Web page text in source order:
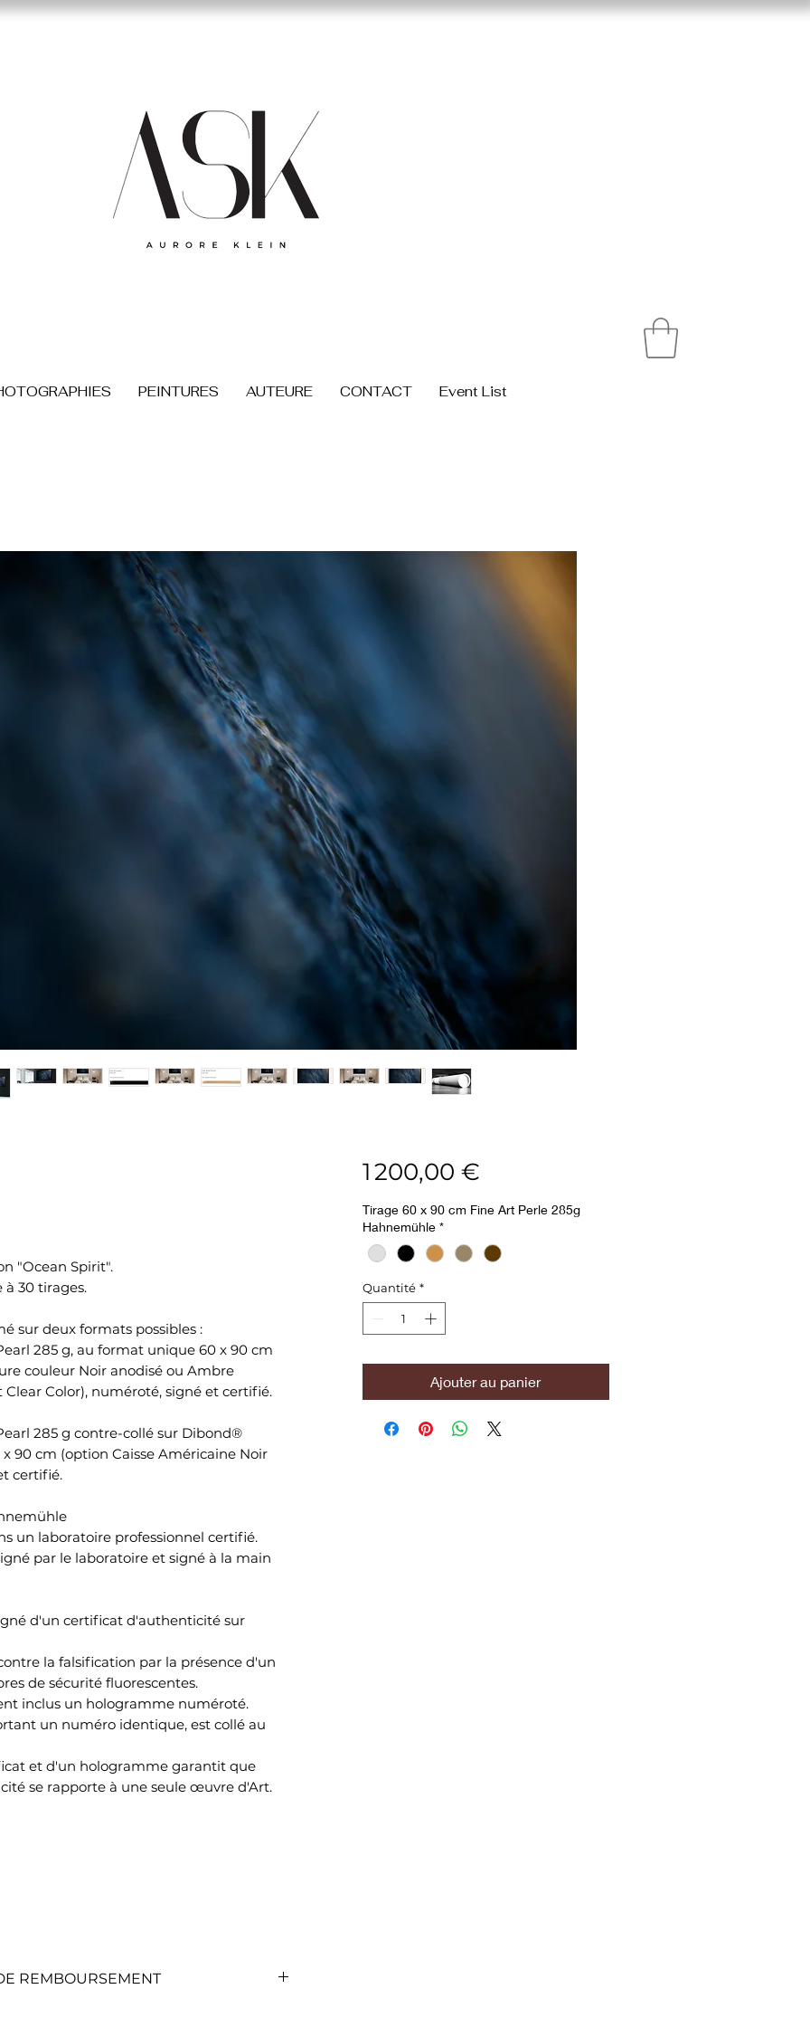
PEINTURES AUTEURE CONTACT Event List
"Ocean Spirit".
30 tirages.
sur deux formats possibles :
285 g, au format unique 60 x 90 cm
couleur Noir anodisé ou Ambre
Color), numéroté, signé et certifié.
285 g contre-collé sur Dibond®
90 cm (option Caisse Américaine Noir
certifié.
un laboratoire professionnel certifié.
par le laboratoire et signé à la main
d'un certificat d'authenticité sur
la falsification par la présence d'un
de sécurité fluorescentes.
inclus un hologramme numéroté.
un numéro identique, est collé au
et d'un hologramme garantit que
se rapporte à une seule œuvre d'Art.
REMBOURSEMENT
1 200,00 €Prix
Tirage 60 x 90 cm Fine Art Perle 285g
Hahnemühle *
Quantité *
Ajouter au panier